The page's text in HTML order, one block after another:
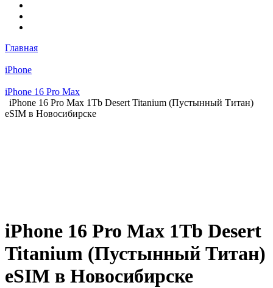
Главная
iPhone
iPhone 16 Pro Max
iPhone 16 Pro Max 1Tb Desert Titanium (Пустынный Титан)
eSIM в Новосибирске
iPhone 16 Pro Max 1Tb Desert
Titanium (Пустынный Титан)
eSIM в Новосибирске